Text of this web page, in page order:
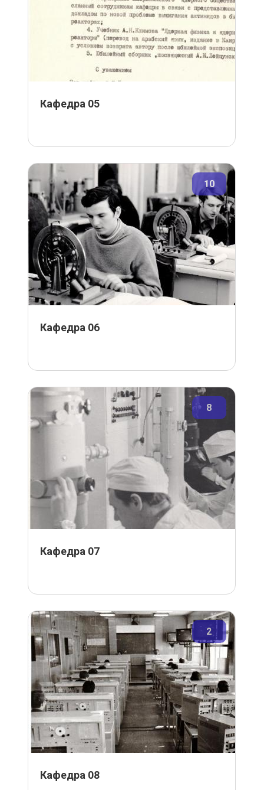
Кафедра 05
10
Кафедра 06
8
Кафедра 07
2
Кафедра 08